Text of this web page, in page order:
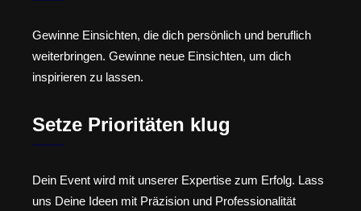
Gewinne Einsichten, die dich persönlich und beruflich
weiterbringen. Gewinne neue Einsichten, um dich
inspirieren zu lassen.
Setze Prioritäten klug
Dein Event wird mit unserer Expertise zum Erfolg. Lass
uns Deine Ideen mit Präzision und Professionalität